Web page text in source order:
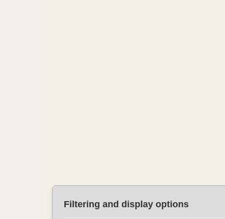
Filtering and display options